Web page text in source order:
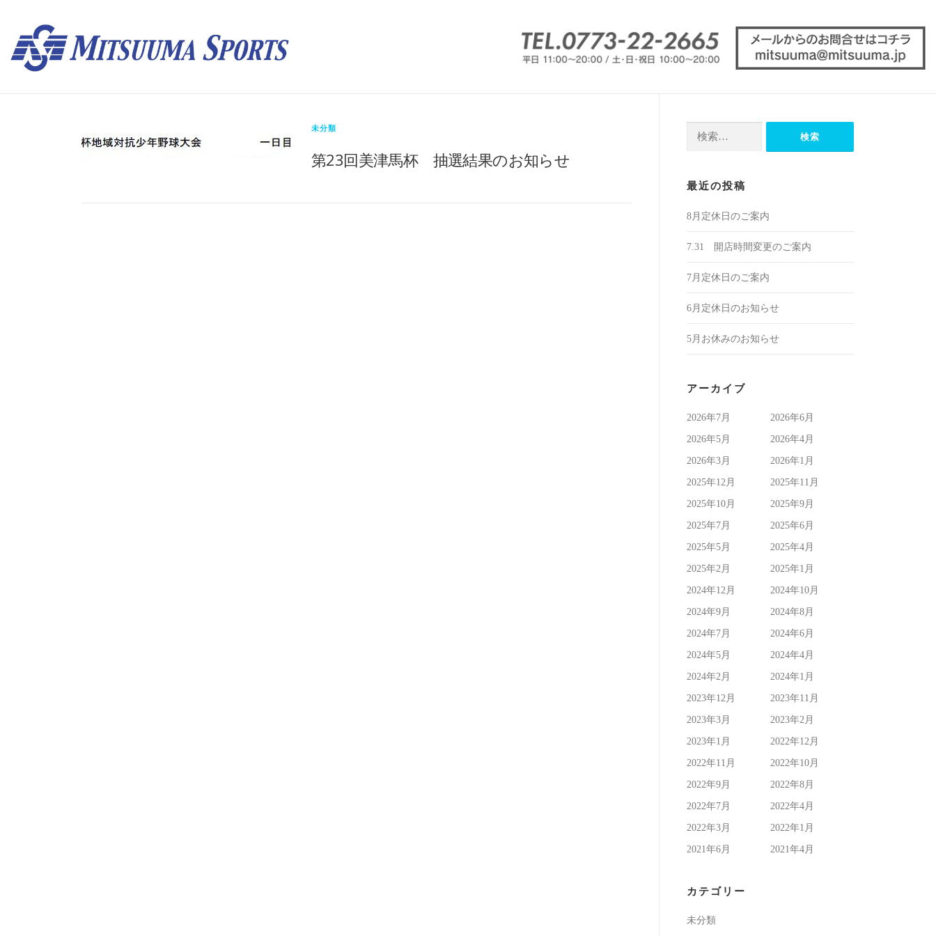
未分類
第23回美津馬杯 抽選結果のお知らせ
最近の投稿
8月定休日のご案内
7.31 開店時間変更のご案内
7月定休日のご案内
6月定休日のお知らせ
5月お休みのお知らせ
アーカイブ
2026年7月 2026年6月
2026年5月 2026年4月
2026年3月 2026年1月
2025年12月 2025年11月
2025年10月 2025年9月
2025年7月 2025年6月
2025年5月 2025年4月
2025年2月 2025年1月
2024年12月 2024年10月
2024年9月 2024年8月
2024年7月 2024年6月
2024年5月 2024年4月
2024年2月 2024年1月
2023年12月 2023年11月
2023年3月 2023年2月
2023年1月 2022年12月
2022年11月 2022年10月
2022年9月 2022年8月
2022年7月 2022年4月
2022年3月 2022年1月
2021年6月 2021年4月
カテゴリー
未分類